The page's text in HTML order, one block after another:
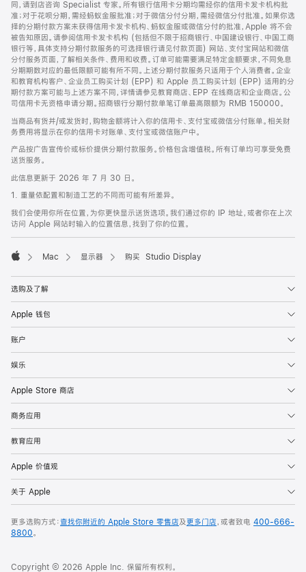
同，请到店咨询 Specialist 专家。所有银行信用卡分期均需经你的信用卡发卡机构批
准；对于花呗分期，需经蚂蚁金服批准；对于微信分付分期，需经微信分付批准。如果你选
择的分期付款方案未获得信用卡发卡机构、蚂蚁金服或微信分付的批准，Apple 将不会
被告知原因。请参阅信用卡发卡机构 (包括但不限于招商银行、中国建设银行、中国工商
银行等，具体支持分期付款服务的可选择银行请见付款页面) 网站、支付宝网站和微信
分付服务页面，了解相关条件、费用和收费。订单可能需要满足特定金额要求，不同免息
分期期数对应的最低限额可能有所不同。上述分期付款服务只适用于个人消费者。企业
和教育机构客户、企业员工购买计划 (EPP) 和 Apple 员工购买计划 (EPP) 适用的分
期付款方案可能与上述方案不同，详情请参见教育商店、EPP 在线商店和企业商店。公
司信用卡无资格申请分期。招商银行分期付款单笔订单最高限额为 RMB 150000。
当商品有货并/或发货时，购物金额将计入你的信用卡、支付宝或微信分付账单。相关财
务费用将显示在你的信用卡对账单、支付宝或微信账户中。
产品按广告宣传价或标价提供分期付款服务。价格包含增值税。所有订单均可享受免费
送货服务。
此信息更新于 2026 年 7 月 30 日。
1. 重量依配置和制造工艺的不同而可能有所差异。
我们会使用你所在位置，为你更快显示送货选项。我们通过你的 IP 地址，或者你在上次
访问 Apple 网站时输入的位置信息，找到了你的位置。
Mac 显示器 购买 Studio Display
选购及了解
Apple 钱包
账户
娱乐
Apple Store 商店
商务应用
教育应用
Apple 价值观
关于 Apple
更多选购方式：查找你附近的 Apple Store 零售店及更多门店，或者致电 400-666-
8800。
Copyright © 2026 Apple Inc. 保留所有权利。